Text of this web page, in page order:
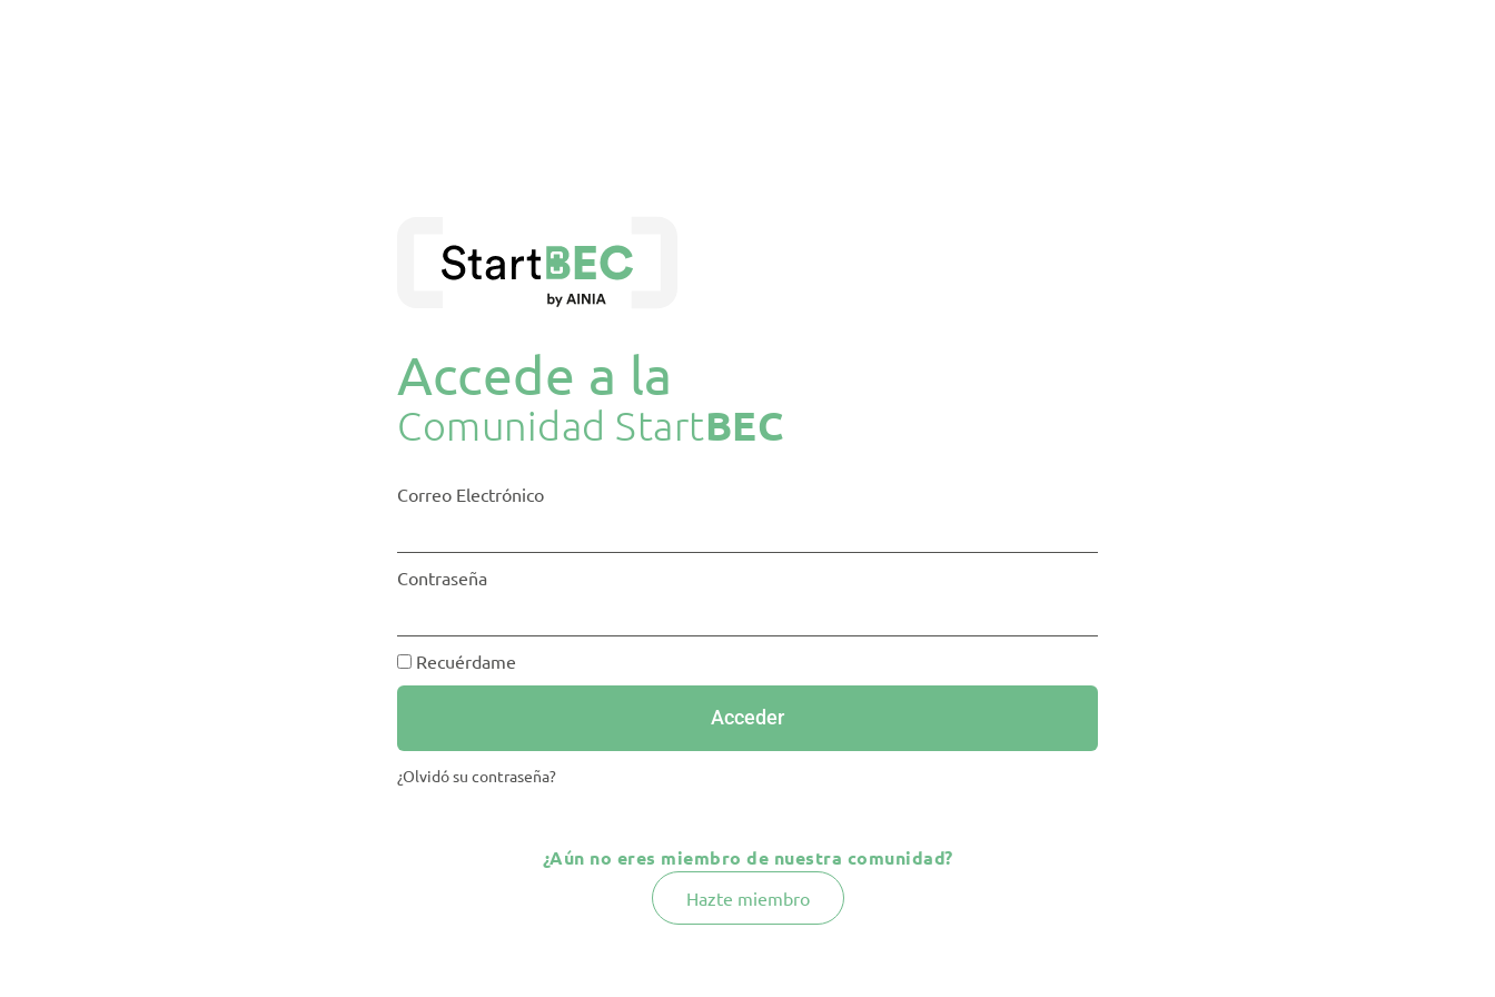
Accede a la
Comunidad StartBEC
Correo Electrónico
Contraseña
Recuérdame
Acceder
¿Olvidó su contraseña?
¿Aún no eres miembro de nuestra comunidad?
Hazte miembro